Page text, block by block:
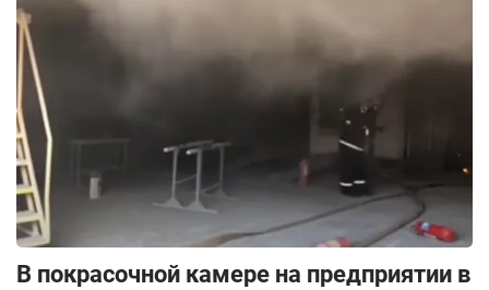
В покрасочной камере на предприятии в